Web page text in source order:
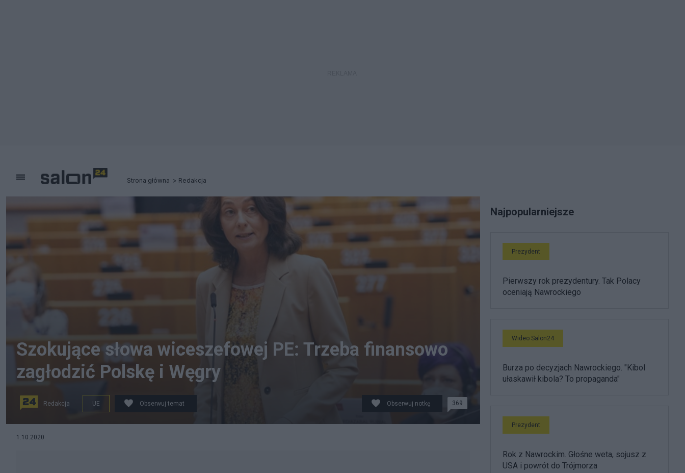
Strona główna Redakcja
Szokujące słowa wiceszefowej PE: Trzeba finansowo
zagłodzić Polskę i Węgry
Redakcja UE Obserwuj temat Obserwuj notkę 369
1.10.2020
Najpopularniejsze
Prezydent
Pierwszy rok prezydentury. Tak Polacy
oceniają Nawrockiego
Wideo Salon24
Burza po decyzjach Nawrockiego. "Kibol
ułaskawił kibola? To propaganda"
Prezydent
Rok z Nawrockim. Głośne weta, sojusz z
USA i powrót do Trójmorza